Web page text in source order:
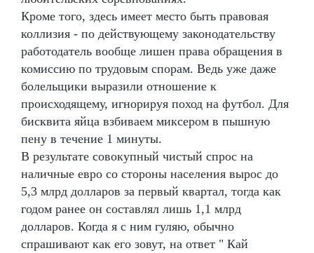
Кроме того, здесь имеет место быть правовая
коллизия - по действующему законодательству
работодатель вообще лишен права обращения в
комиссию по трудовым спорам. Ведь уже даже
болельщики выразили отношение к
происходящему, игнорируя поход на футбол. Для
бисквита яйца взбиваем миксером в пышную
пену в течение 1 минуты.
В результате совокупный чистый спрос на
наличные евро со стороны населения вырос до
5,3 млрд долларов за первый квартал, тогда как
годом ранее он составлял лишь 1,1 млрд
долларов. Когда я с ним гуляю, обычно
спрашивают как его зовут, на ответ " Кай